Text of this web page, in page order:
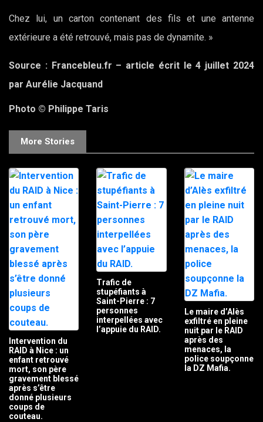
Chez lui, un carton contenant des fils et une antenne
extérieure a été retrouvé, mais pas de dynamite. »
Source : Francebleu.fr – article écrit le 4 juillet 2024
par Aurélie Jacquand
Photo © Philippe Taris
More Stories
Intervention du
RAID à Nice : un
enfant retrouvé
mort, son père
gravement blessé
après s’être
donné plusieurs
coups de
couteau.
Trafic de
stupéfiants à
Saint-Pierre : 7
personnes
interpellées avec
l’appuie du RAID.
Le maire d’Alès
exfiltré en pleine
nuit par le RAID
après des
menaces, la
police soupçonne
la DZ Mafia.